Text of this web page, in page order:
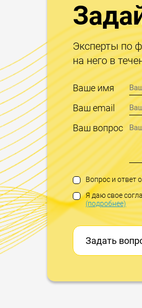
Эксперты по
на него в
Ваше имя
Ваш email
Ваш вопрос
Вопрос и ответ
Я даю свое
(подробнее)
Задать